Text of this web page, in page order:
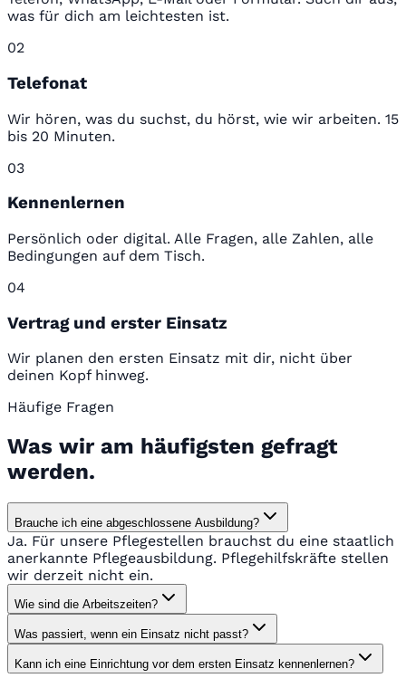
was für dich am leichtesten ist.
02
Telefonat
Wir hören, was du suchst, du hörst, wie wir arbeiten. 15
bis 20 Minuten.
03
Kennenlernen
Persönlich oder digital. Alle Fragen, alle Zahlen, alle
Bedingungen auf dem Tisch.
04
Vertrag und erster Einsatz
Wir planen den ersten Einsatz mit dir, nicht über
deinen Kopf hinweg.
Häufige Fragen
Was wir am häufigsten gefragt
werden.
Brauche ich eine abgeschlossene Ausbildung?
Ja. Für unsere Pflegestellen brauchst du eine staatlich
anerkannte Pflegeausbildung. Pflegehilfskräfte stellen
wir derzeit nicht ein.
Wie sind die Arbeitszeiten?
Was passiert, wenn ein Einsatz nicht passt?
Kann ich eine Einrichtung vor dem ersten Einsatz kennenlernen?